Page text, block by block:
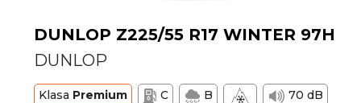
DUNLOP Z225/55 R17 WINTER 97H
DUNLOP
Klasa Premium C B
70 dB